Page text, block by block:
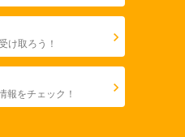
年5月号
け取ろう！
報をチェック！